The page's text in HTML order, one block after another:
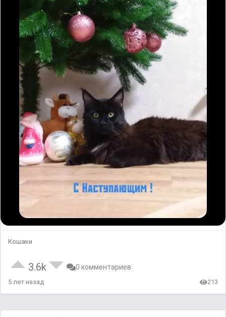
Кошаки
3.6k 0 комментариев
5 лет назад 213